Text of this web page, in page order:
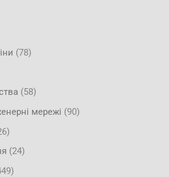
(78)
(58)
мережі (90)
(24)